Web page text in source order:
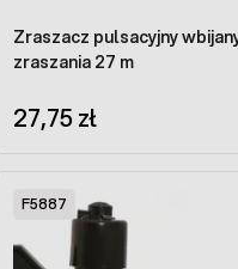
Zraszacz pulsacyjny
zraszania 27 m
27,75 zł
F5887